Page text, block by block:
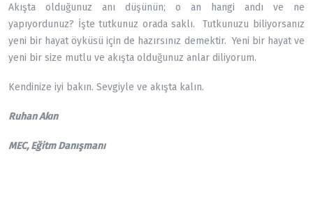
Akışta olduğunuz anı düşünün; o an hangi andı ve ne
yapıyordunuz? İşte tutkunuz orada saklı. Tutkunuzu biliyorsanız
yeni bir hayat öyküsü için de hazırsınız demektir. Yeni bir hayat ve
yeni bir size mutlu ve akışta olduğunuz anlar diliyorum.
Kendinize iyi bakın. Sevgiyle ve akışta kalın.
Ruhan Akın
MEC, Eğitm Danışmanı